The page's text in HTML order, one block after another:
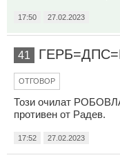
17:50 27.02.2023
41
ОТГОВОР
Този очилат
противен от Радев.
17:52 27.02.2023